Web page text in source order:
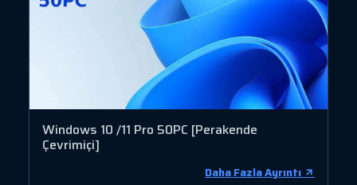
Windows 10 /11 Pro 50PC [Perakende
Çevrimiçi]
Daha Fazla Ayrıntı